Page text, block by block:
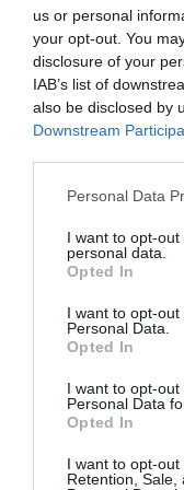
us or personal
your opt-out. You
disclosure of your
IAB’s list of
also be disclosed by
Downstream
Personal Data
I want to opt-
personal data.
Opted In
I want to opt-
Personal Data.
Opted In
I want to opt-
Personal Data
Opted In
I want to opt-out
Retention, Sale,
ΓΙΩΡΓΟΣ
ΠΕΖΟΓΡΑΦΙΑ
την Τέχνη και